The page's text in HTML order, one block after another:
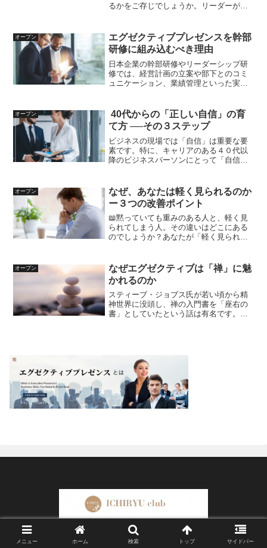
るかをご存じでしょうか。リーダーが持
部下のモチベーションを高め、組織全体
の成果を左右する重要な要...
オープン
エグゼクティブプレゼンスを幹部
研修に組み込むべき理由
日本企業の幹部研修やリーダーシップ研
修では、経営計画の立案や部下とのコミ
ュニケーション、業績管理といった実務
ップの重要な要素として認識されている
「エグゼクティブプレゼン...
オープン
40代からの「正しい自信」の育
て方 ──その３ステップ
ビジネスの現場では「自信」は重要な要
素です。特に、キャリアのある４０代以
降のビジネスパーソンにとって「自信」
引先からも「頼りがい」を求められる年
代となるからです。この年...
オープン
なぜ、あなたは軽く見られるのか
ー３つの改善ポイント
📖黙っていても重みのある人と、軽く見
られてしまう人。その違いはどこにある
のでしょうか？あなたが「軽く見られて
大きな課題になっている可能性がありま
す。そんな課題のデメリッ...
オープン
なぜエグゼクティブは「禅」に魅
かれるのか
スティーブ・ジョブス氏が若い頃から精
神世界に没頭し、禅の入門書を「座右の
書」としていたという話は有名です。そ
© 2025 ICHIRYU club.
メニュー ホーム 検索 トップ サイドバー